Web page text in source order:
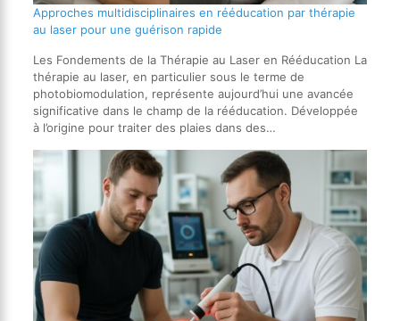
Approches multidisciplinaires en rééducation par thérapie
au laser pour une guérison rapide
Les Fondements de la Thérapie au Laser en Rééducation La
thérapie au laser, en particulier sous le terme de
photobiomodulation, représente aujourd’hui une avancée
significative dans le champ de la rééducation. Développée
à l’origine pour traiter des plaies dans des…